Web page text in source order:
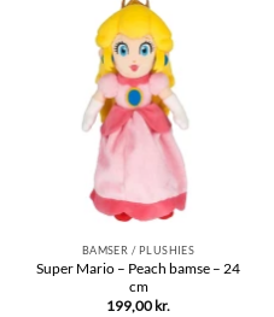
BAMSER / PLUSHIES
Super Mario – Peach bamse – 24
cm
199,00 kr.